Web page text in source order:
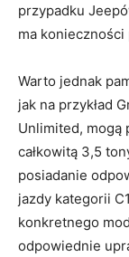
przypadku
ma
Warto jednak
jak na przykład⁢
Unlimited, mogą
całkowitą 3,5
posiadanie
jazdy kategorii
konkretnego
odpowiednie